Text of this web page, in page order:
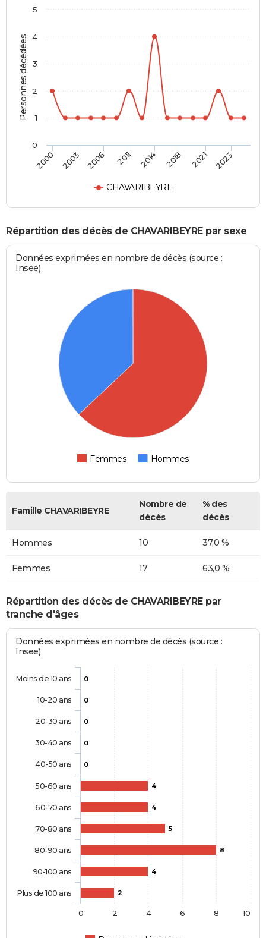
Personnes décédées
CHAVARIBEYRE
2000 2003 2006 2011 2014 2018 2021 2023
0
1
2
3
4
5
Répartition des décès de CHAVARIBEYRE par sexe
Données exprimées en nombre de décès (source :
Insee)
Femmes Hommes
Famille CHAVARIBEYRE
Nombre de
décès
% des
décès
Hommes 10 37,0 %
Femmes 17 63,0 %
Répartition des décès de CHAVARIBEYRE par
tranche d'âges
Données exprimées en nombre de décès (source :
Insee)
0
0
0
0
0
4
4
5
8
4
2
Moins de 10 ans
10-20 ans
20-30 ans
30-40 ans
40-50 ans
50-60 ans
60-70 ans
70-80 ans
80-90 ans
90-100 ans
Plus de 100 ans
0 2 4 6 8 10